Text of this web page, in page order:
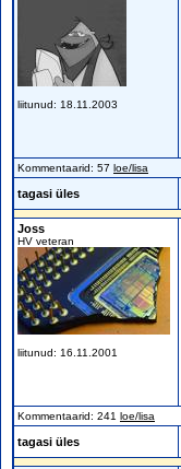
liitunud: 18.11.2003
Kommentaarid: 57 loe/lisa
tagasi üles
Joss
HV veteran
liitunud: 16.11.2001
Kommentaarid: 241 loe/lisa
tagasi üles